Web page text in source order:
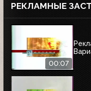
РЕКЛАМНЫЕ
00:07